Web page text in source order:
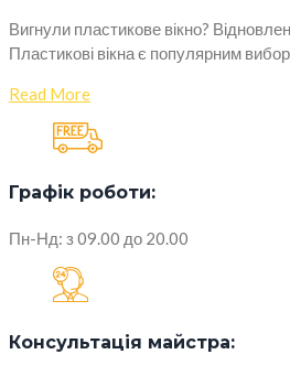
Вигнули пластикове вікно?
Пластикові вікна є популярним
Read More
Графік роботи:
Пн-Нд: з 09.00 до 20.00
Консультація майстра: